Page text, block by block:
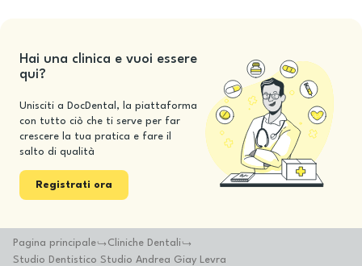
Hai una clinica e vuoi essere
qui?
Unisciti a DocDental, la piattaforma
con tutto ciò che ti serve per far
crescere la tua pratica e fare il
salto di qualità
Registrati ora
Pagina principale
Cliniche Dentali
Studio Dentistico Studio Andrea Giay Levra